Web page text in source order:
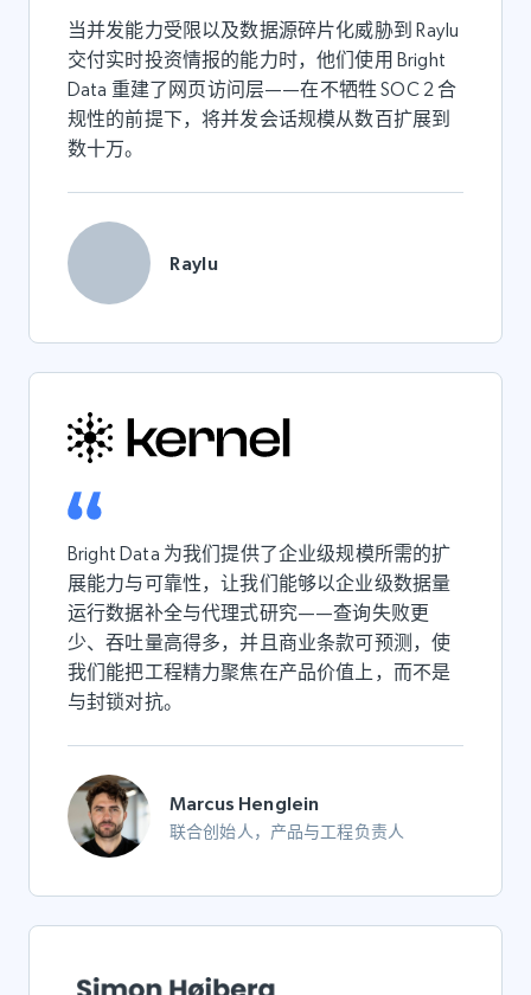
当并发能力受限以及数据源碎片化威胁到 Raylu
交付实时投资情报的能力时，他们使用 Bright
Data 重建了网页访问层——在不牺牲 SOC 2 合
规性的前提下，将并发会话规模从数百扩展到
数十万。
Raylu
Bright Data 为我们提供了企业级规模所需的扩
展能力与可靠性，让我们能够以企业级数据量
运行数据补全与代理式研究——查询失败更
少、吞吐量高得多，并且商业条款可预测，使
我们能把工程精力聚焦在产品价值上，而不是
与封锁对抗。
Marcus Henglein
联合创始人，产品与工程负责人